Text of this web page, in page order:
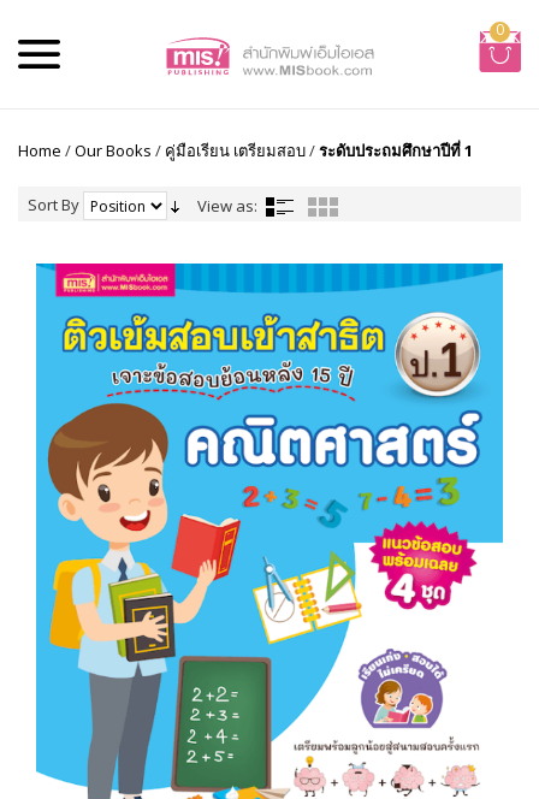
0
Home /Our Books / คู่มือเรียน เตรียมสอบ/ระดับประถมศึกษาปีที่ 1
Sort By View as: